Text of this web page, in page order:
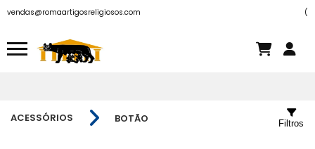
vendas@romaartigosreligiosos.com (
ACESSÓRIOS BOTÃO Filtros